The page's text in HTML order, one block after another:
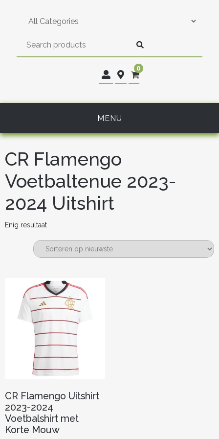
0
MENU
CR Flamengo
Voetbaltenue 2023-
2024 Uitshirt
Enig resultaat
CR Flamengo Uitshirt
2023-2024
Voetbalshirt met
Korte Mouw